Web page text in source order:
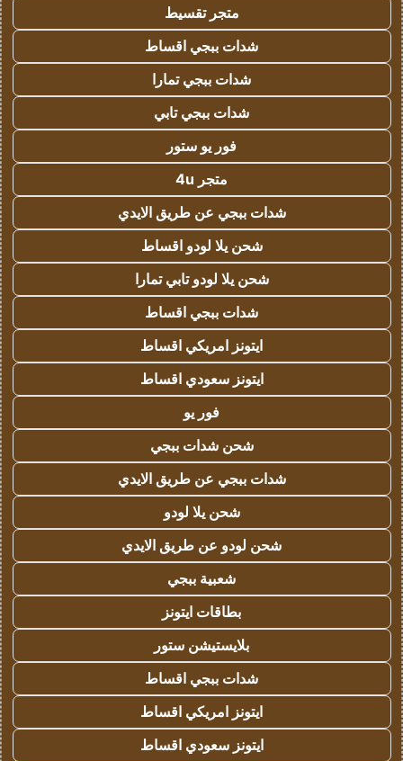
متجر تقسيط
شدات ببجي اقساط
شدات ببجي تمارا
شدات ببجي تابي
فور يو ستور
متجر 4u
شدات ببجي عن طريق الايدي
شحن يلا لودو اقساط
شحن يلا لودو تابي تمارا
شدات ببجي اقساط
ايتونز امريكي اقساط
ايتونز سعودي اقساط
فور يو
شحن شدات ببجي
شدات ببجي عن طريق الايدي
شحن يلا لودو
شحن لودو عن طريق الايدي
شعبية ببجي
بطاقات ايتونز
بلايستيشن ستور
شدات ببجي اقساط
ايتونز امريكي اقساط
ايتونز سعودي اقساط